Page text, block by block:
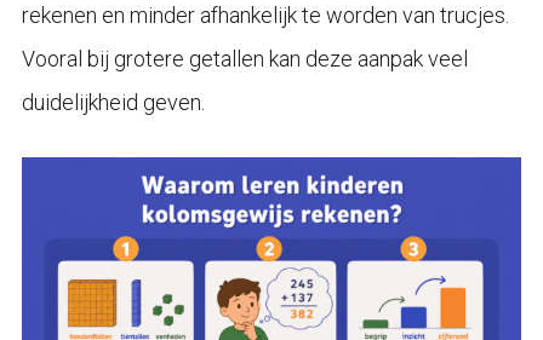
rekenen en minder afhankelijk te worden van trucjes.
Vooral bij grotere getallen kan deze aanpak veel
duidelijkheid geven.